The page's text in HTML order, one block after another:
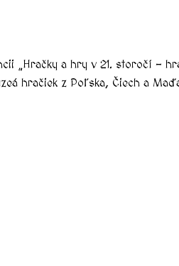
„Hračky a hry v 21. storočí –
hračiek z Poľska, Čiech a